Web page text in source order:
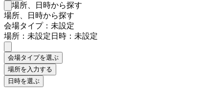
検索フォームを閉じる
場所、日時から探す
場所、日時から探す
会場タイプ：未設定
場所：未設定日時：未設定
会場タイプを選ぶ
場所を入力する
日時を選ぶ